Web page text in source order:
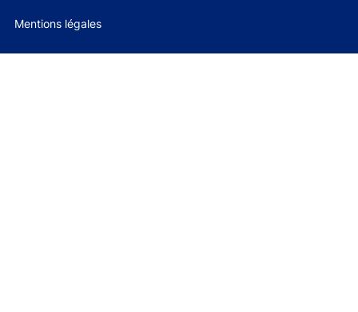
Mentions légales